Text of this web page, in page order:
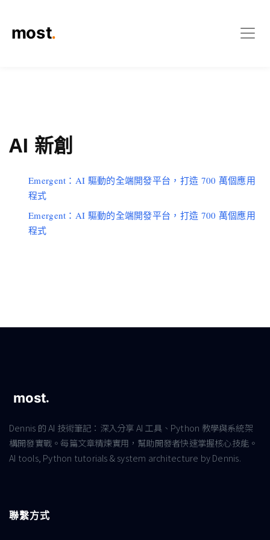
AI 新創
Emergent：AI 驅動的全端開發平台，打造 700 萬個應用
程式
Emergent：AI 驅動的全端開發平台，打造 700 萬個應用
程式
Dennis 的 AI 技術筆記：深入分享 AI 工具、Python 教學與系統架
構開發實戰。每篇文章精煉實用，幫助開發者快速掌握核心技能。
AI tools, Python tutorials & system architecture by Dennis.
聯繫方式